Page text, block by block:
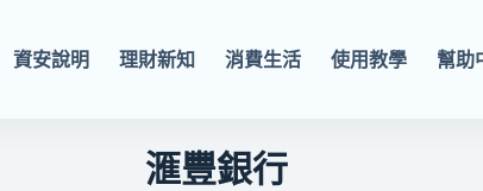
資安說明 理財新知 消費生活 使用教學 幫助
滙豐銀行